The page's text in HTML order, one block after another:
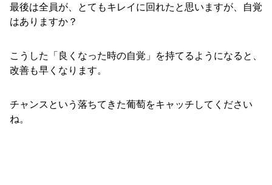
最後は全員が、とてもキレイに回れたと思いますが、自覚
はありますか？
こうした「良くなった時の自覚」を持てるようになると、
改善も早くなります。
チャンスという落ちてきた葡萄をキャッチしてください
ね。